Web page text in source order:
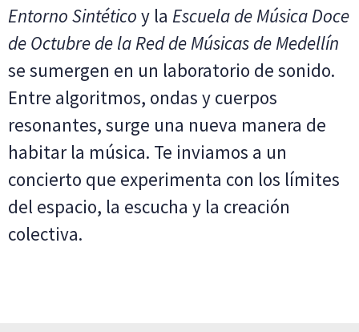
Entorno Sintético y la Escuela de Música Doce
de Octubre de la Red de Músicas de Medellín
se sumergen en un laboratorio de sonido.
Entre algoritmos, ondas y cuerpos
resonantes, surge una nueva manera de
habitar la música. Te inviamos a un
concierto que experimenta con los límites
del espacio, la escucha y la creación
colectiva.